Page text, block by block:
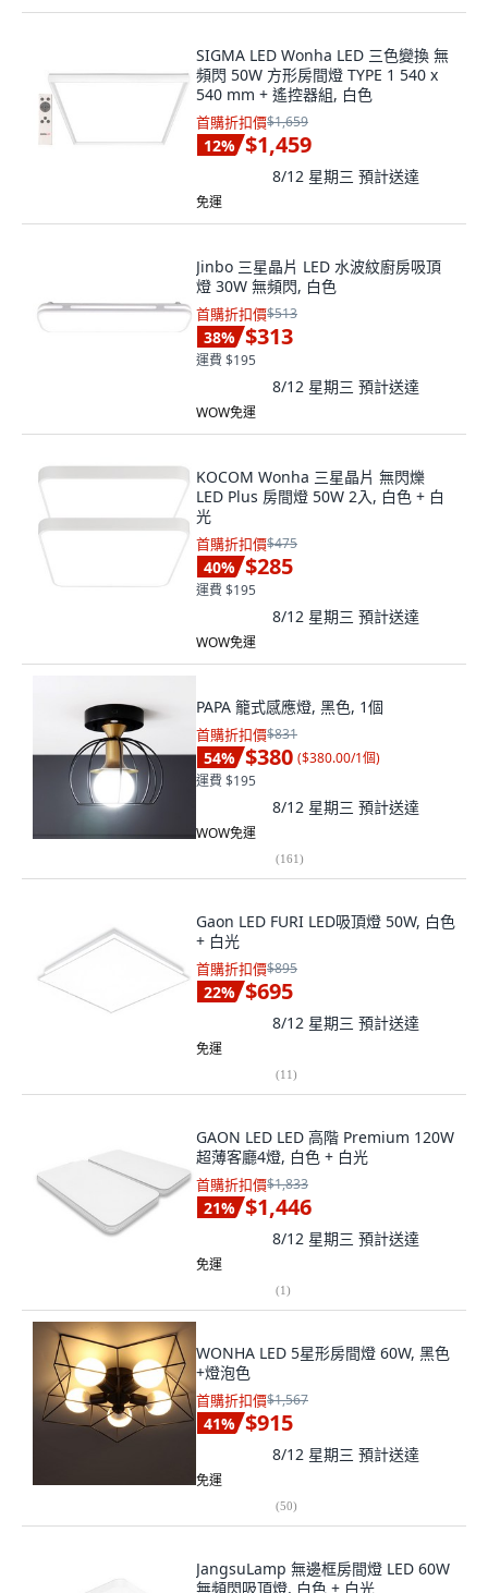
SIGMA LED Wonha LED 三色變換 無
頻閃 50W 方形房間燈 TYPE 1 540 x
540 mm + 遙控器組, 白色
首購折扣價$1,659
12% $1,459
8/12 星期三 預計送達
免運
Jinbo 三星晶片 LED 水波紋廚房吸頂
燈 30W 無頻閃, 白色
首購折扣價$513
38% $313
運費 $195
8/12 星期三 預計送達
WOW免運
KOCOM Wonha 三星晶片 無閃爍
LED Plus 房間燈 50W 2入, 白色 + 白
光
首購折扣價$475
40% $285
運費 $195
8/12 星期三 預計送達
WOW免運
PAPA 籠式感應燈, 黑色, 1個
首購折扣價$831
54% $380 ($380.00/1個)
運費 $195
8/12 星期三 預計送達
WOW免運
(161)
Gaon LED FURI LED吸頂燈 50W, 白色
+ 白光
首購折扣價$895
22% $695
8/12 星期三 預計送達
免運
(11)
GAON LED LED 高階 Premium 120W
超薄客廳4燈, 白色 + 白光
首購折扣價$1,833
21% $1,446
8/12 星期三 預計送達
免運
(1)
WONHA LED 5星形房間燈 60W, 黑色
+燈泡色
首購折扣價$1,567
41% $915
8/12 星期三 預計送達
免運
(50)
JangsuLamp 無邊框房間燈 LED 60W
無頻閃吸頂燈, 白色 + 白光